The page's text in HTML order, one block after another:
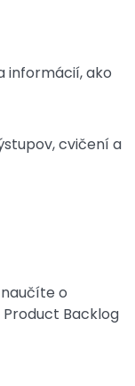
informácií, ako
cvičení a
o
Backlog